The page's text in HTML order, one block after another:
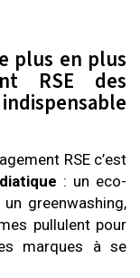
plus en plus
RSE des
RSE c’est
: un eco-
greenwashing,
pullulent pour
marques à se